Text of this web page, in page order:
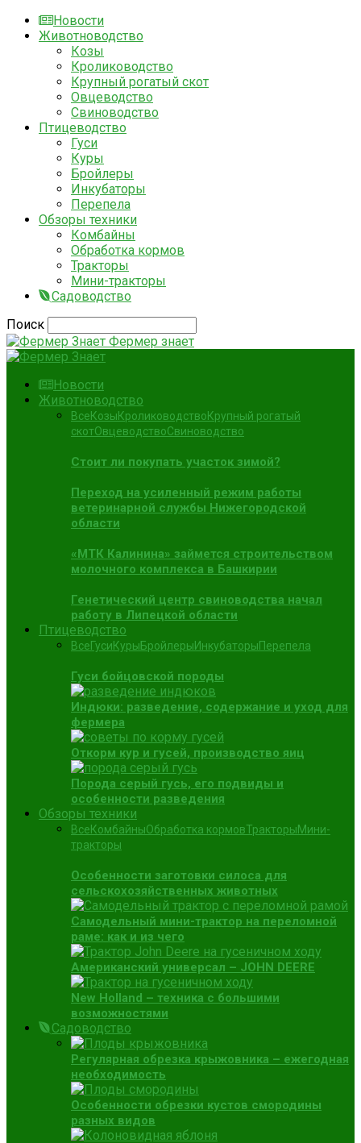
Новости
Животноводство
Козы
Кролиководство
Крупный рогатый скот
Овцеводство
Свиноводство
Птицеводство
Гуси
Куры
Бройлеры
Инкубаторы
Перепела
Обзоры техники
Комбайны
Обработка кормов
Тракторы
Мини-тракторы
Садоводство
Поиск
Фермер знает
Новости
Животноводство
ВсеКозыКролиководствоКрупный рогатый
скотОвцеводствоСвиноводство
Стоит ли покупать участок зимой?
Переход на усиленный режим работы
ветеринарной службы Нижегородской
области
«МТК Калинина» займется строительством
молочного комплекса в Башкирии
Генетический центр свиноводства начал
работу в Липецкой области
Птицеводство
ВсеГусиКурыБройлерыИнкубаторыПерепела
Гуси бойцовской породы
Индюки: разведение, содержание и уход для
фермера
Откорм кур и гусей, производство яиц
Порода серый гусь, его подвиды и
особенности разведения
Обзоры техники
ВсеКомбайныОбработка кормовТракторыМини-
тракторы
Особенности заготовки силоса для
сельскохозяйственных животных
Самодельный мини-трактор на переломной
раме: как и из чего
Американский универсал – JOHN DEERE
New Holland – техника с большими
возможностями
Садоводство
Регулярная обрезка крыжовника – ежегодная
необходимость
Особенности обрезки кустов смородины
разных видов